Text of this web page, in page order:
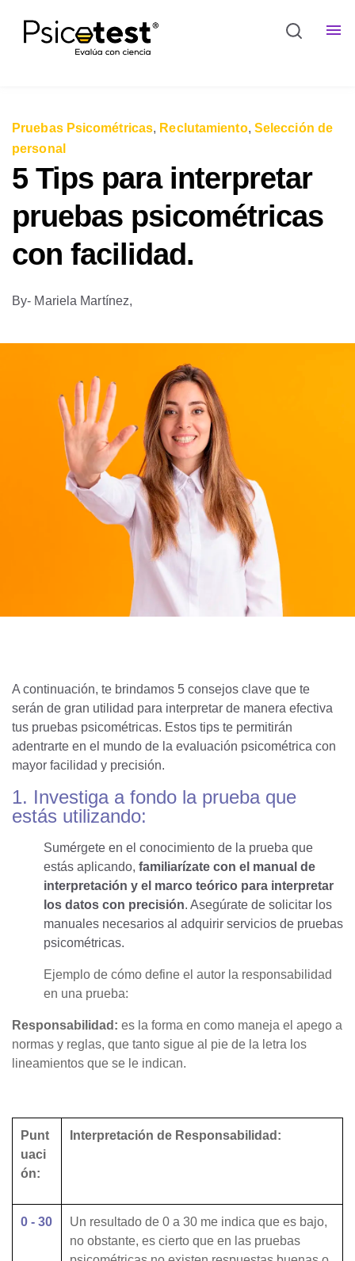
Pruebas Psicométricas, Reclutamiento, Selección de
personal
5 Tips para interpretar
pruebas psicométricas
con facilidad.
By- Mariela Martínez,
A continuación, te brindamos 5 consejos clave que te
serán de gran utilidad para interpretar de manera efectiva
tus pruebas psicométricas. Estos tips te permitirán
adentrarte en el mundo de la evaluación psicométrica con
mayor facilidad y precisión.
1. Investiga a fondo la prueba que
estás utilizando:
Sumérgete en el conocimiento de la prueba que
estás aplicando, familiarízate con el manual de
interpretación y el marco teórico para interpretar
los datos con precisión. Asegúrate de solicitar los
manuales necesarios al adquirir servicios de pruebas
psicométricas.
Ejemplo de cómo define el autor la responsabilidad
en una prueba:
Responsabilidad: es la forma en como maneja el apego a
normas y reglas, que tanto sigue al pie de la letra los
lineamientos que se le indican.
Punt
uaci
ón:
Interpretación de Responsabilidad:
0 - 30
Un resultado de 0 a 30 me indica que es bajo,
no obstante, es cierto que en las pruebas